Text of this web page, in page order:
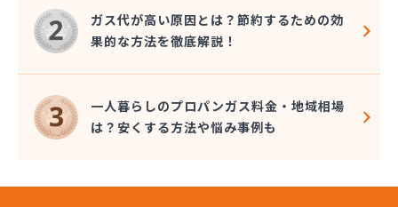
合資会社阿蘇プロパン商会
合資会社花田プロパン
合資会社台信商店
佐伯商店
堺プロパン店
三愛オブリガス九州株式会社 熊本営業所
三愛オブリガス九州株式会社 熊本支店
ガス代が高い原因とは？節約するための効
果的な方法を徹底解説！
一人暮らしのプロパンガス料金・地域相場
は？安くする方法や悩み事例も